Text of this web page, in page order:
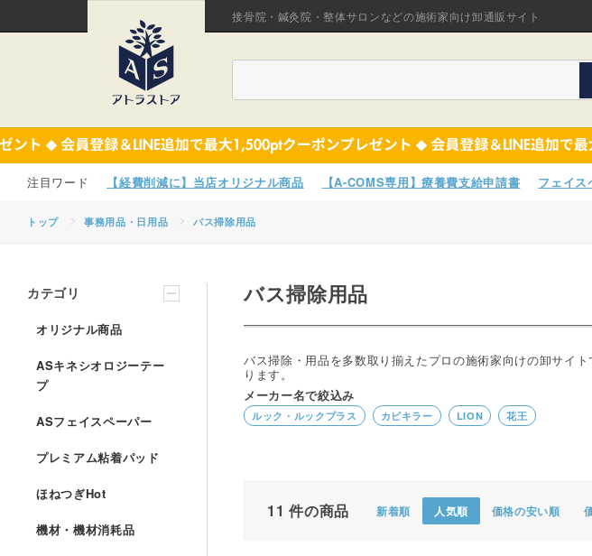
接骨院・鍼灸院・整体サロンなどの施術家向け卸通販サイト
【経費削減に】当店オリジナル商品 【A-COMS専用】療養費支給申請書 フェイス
トップ 事務用品・日用品 バス掃除用品
バス掃除用品
バス掃除・用品を多数取り揃えたプロの施術家向けの卸サイ
ります。
メーカー名で絞込み
ルック・ルックプラス カビキラー LION 花王
11 件の商品 新着順 人気順 価格の安い順
カテゴリ
オリジナル商品
ASキネシオロジーテー
プ
ASフェイスペーパー
プレミアム粘着パッド
ほねつぎHot
機材・機材消耗品